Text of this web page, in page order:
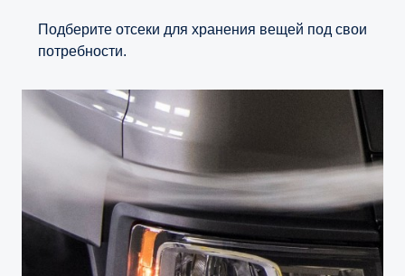
Подберите отсеки для хранения вещей под свои
потребности.